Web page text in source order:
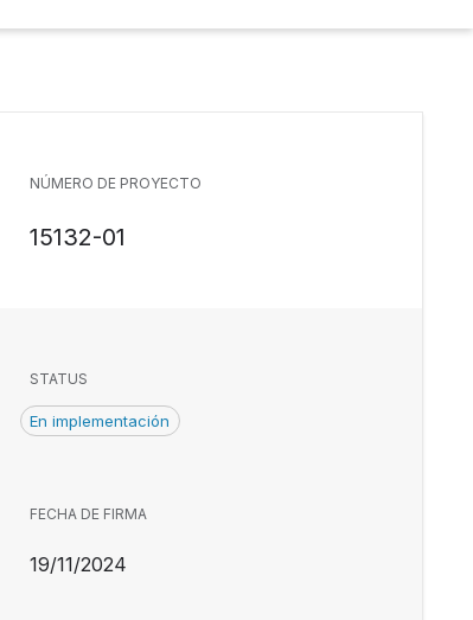
NÚMERO DE PROYECTO
15132-01
STATUS
En implementación
FECHA DE FIRMA
19/11/2024